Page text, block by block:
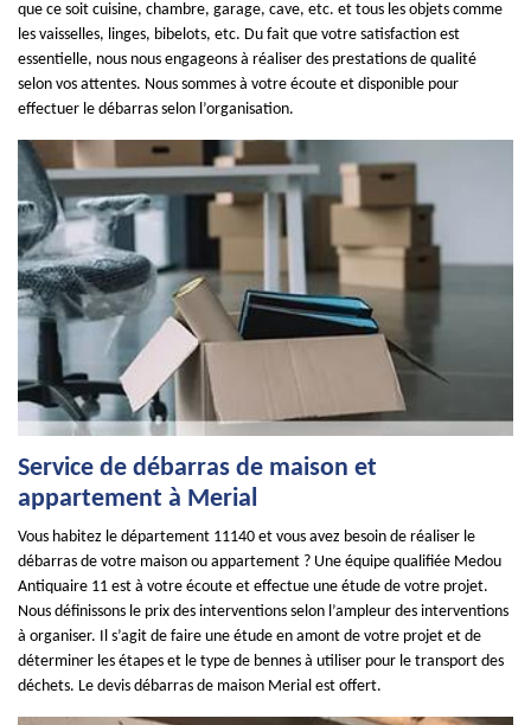
que ce soit cuisine, chambre, garage, cave, etc. et tous les objets comme
les vaisselles, linges, bibelots, etc. Du fait que votre satisfaction est
essentielle, nous nous engageons à réaliser des prestations de qualité
selon vos attentes. Nous sommes à votre écoute et disponible pour
effectuer le débarras selon l’organisation.
Service de débarras de maison et
appartement à Merial
Vous habitez le département 11140 et vous avez besoin de réaliser le
débarras de votre maison ou appartement ? Une équipe qualifiée Medou
Antiquaire 11 est à votre écoute et effectue une étude de votre projet.
Nous définissons le prix des interventions selon l’ampleur des interventions
à organiser. Il s’agit de faire une étude en amont de votre projet et de
déterminer les étapes et le type de bennes à utiliser pour le transport des
déchets. Le devis débarras de maison Merial est offert.